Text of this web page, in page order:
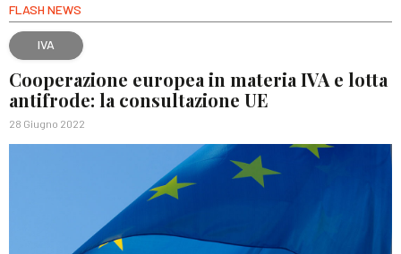
FLASH NEWS
IVA
Cooperazione europea in materia IVA e lotta
antifrode: la consultazione UE
28 Giugno 2022